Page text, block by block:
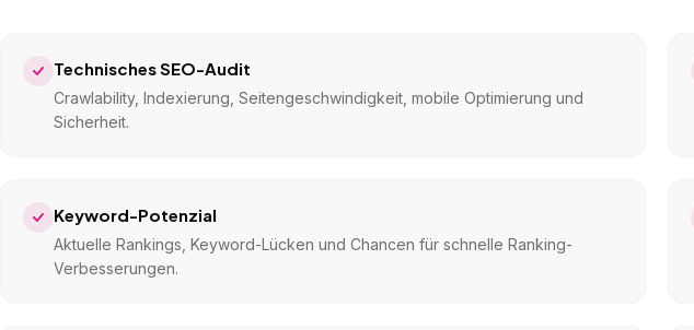
Technisches SEO-Audit
Crawlability, Indexierung, Seitengeschwindigkeit, mobile Optimierung und
Sicherheit.
Keyword-Potenzial
Aktuelle Rankings, Keyword-Lücken und Chancen für schnelle Ranking-
Verbesserungen.